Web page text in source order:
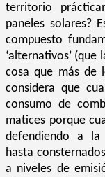
territorio
paneles solares?
compuesto
‘alternativos’ (que
cosa que más de
considera que
consumo de
matices porque
defendiendo a la
hasta
a niveles de